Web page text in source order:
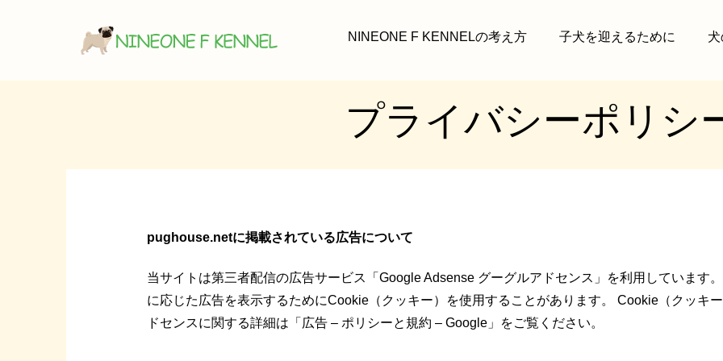
NINEONE F KENNELの考え方 子犬を迎えるために
プライバシーポリシ
pughouse.netに掲載されている広告について
当サイトは第三者配信の広告サービス「 Google Adsense グーグルアドセンス 」を利用しています
に応じた広告を表示するためにCookie （クッキー）を使用することがあります。 Cookie （クッキ
ドセンスに関する詳細は「 広告 – ポリシーと規約 – Google 」をご覧ください。